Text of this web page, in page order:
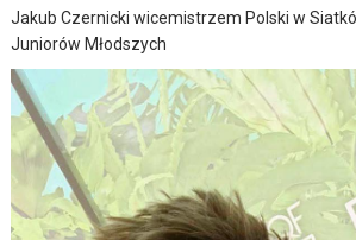
Jakub Czernicki wicemistrzem Polski w
Juniorów Młodszych